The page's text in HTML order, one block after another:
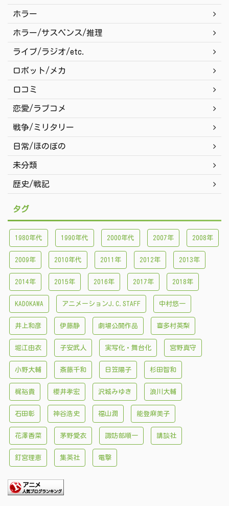
ホラー
ホラー/サスペンス/推理
ライブ/ラジオ/etc.
ロボット/メカ
口コミ
恋愛/ラブコメ
戦争/ミリタリー
日常/ほのぼの
未分類
歴史/戦記
タグ
1980年代 1990年代 2000年代 2007年 2008年
2009年 2010年代 2011年 2012年 2013年
2014年 2015年 2016年 2017年 2018年
KADOKAWA アニメーションJ.C.STAFF 中村悠一
井上和彦 伊藤静 劇場公開作品 喜多村英梨
堀江由衣 子安武人 実写化・舞台化 宮野真守
小野大輔 斎藤千和 日笠陽子 杉田智和
梶裕貴 櫻井孝宏 沢城みゆき 浪川大輔
石田彰 神谷浩史 福山潤 能登麻美子
花澤香菜 茅野愛衣 諏訪部順一 講談社
釘宮理恵 集英社 電撃